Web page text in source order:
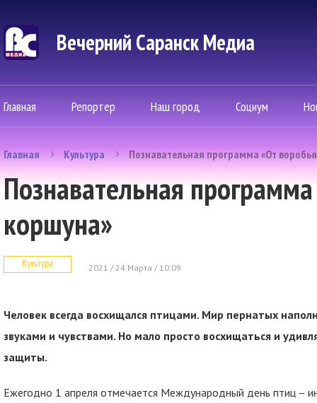
Вечерний Саранск Mедиа
Главная Репортер Наш город Социум
Главная Культура Познавательная программа «От
Познавательная
коршуна»
Культура 2021 / 24 Марта / 10:09
Человек всегда восхищался птицами. Мир пернатых
звуками и чувствами. Но мало просто восхищаться и
защиты.
Ежегодно 1 апреля отмечается Международный день птиц –